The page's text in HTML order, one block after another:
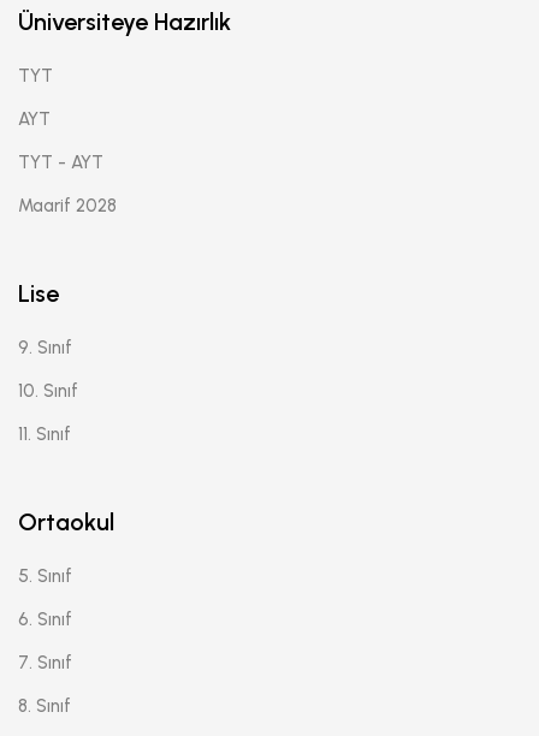
Üniversiteye Hazırlık
TYT
AYT
TYT - AYT
Maarif 2028
Lise
9. Sınıf
10. Sınıf
11. Sınıf
Ortaokul
5. Sınıf
6. Sınıf
7. Sınıf
8. Sınıf